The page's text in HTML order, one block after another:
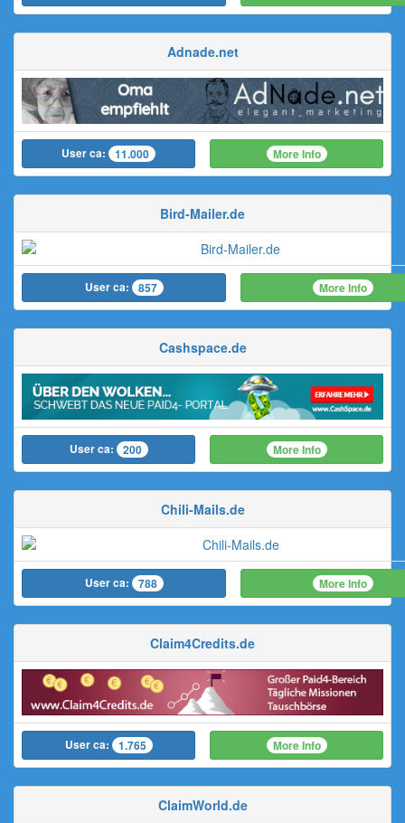
Adnade.net
User ca: 11.000 More Info
Bird-Mailer.de
User ca: 857 More Info
Cashspace.de
User ca: 200 More Info
Chili-Mails.de
User ca: 788 More Info
Claim4Credits.de
User ca: 1.765 More Info
ClaimWorld.de